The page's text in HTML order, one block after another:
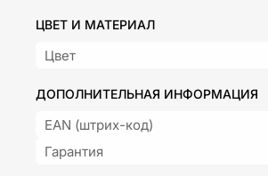
ЦВЕТ И МАТЕРИАЛ
Цвет
ДОПОЛНИТЕЛЬНАЯ ИНФОРМАЦИЯ
EAN (штрих-код)
Гарантия